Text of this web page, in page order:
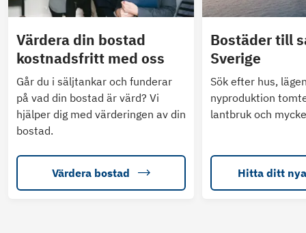
Värdera din bostad
kostnadsfritt med oss
Går du i säljtankar och funderar
på vad din bostad är värd? Vi
hjälper dig med värderingen av din
bostad.
Värdera bostad
Bostäder till
Sverige
Sök efter hus,
nyproduktion
lantbruk och
Hitta ditt